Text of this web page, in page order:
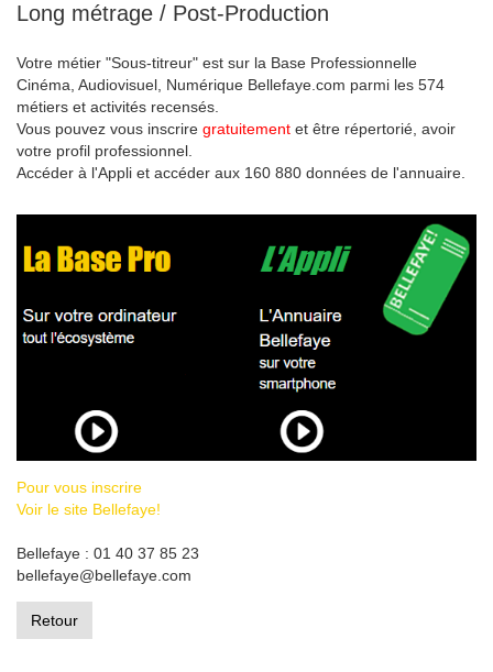
Long métrage / Post-Production
Votre métier "Sous-titreur" est sur la Base Professionnelle
Cinéma, Audiovisuel, Numérique Bellefaye.com parmi les 574
métiers et activités recensés.
Vous pouvez vous inscrire gratuitement et être répertorié, avoir
votre profil professionnel.
Accéder à l'Appli et accéder aux 160 880 données de l'annuaire.
Pour vous inscrire
Voir le site Bellefaye!
Bellefaye : 01 40 37 85 23
bellefaye@bellefaye.com
Retour